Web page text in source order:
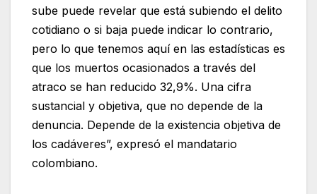
sube puede revelar que está subiendo el delito
cotidiano o si baja puede indicar lo contrario,
pero lo que tenemos aquí en las estadísticas es
que los muertos ocasionados a través del
atraco se han reducido 32,9%. Una cifra
sustancial y objetiva, que no depende de la
denuncia. Depende de la existencia objetiva de
los cadáveres”, expresó el mandatario
colombiano.